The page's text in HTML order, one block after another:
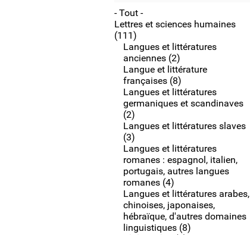
- Tout -
Lettres et sciences humaines
(111)
Langues et littératures
anciennes (2)
Langue et littérature
françaises (8)
Langues et littératures
germaniques et scandinaves
(2)
Langues et littératures slaves
(3)
Langues et littératures
romanes : espagnol, italien,
portugais, autres langues
romanes (4)
Langues et littératures arabes,
chinoises, japonaises,
hébraïque, d'autres domaines
linguistiques (8)